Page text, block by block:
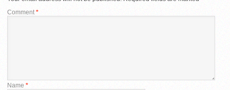
Comment*
Name *